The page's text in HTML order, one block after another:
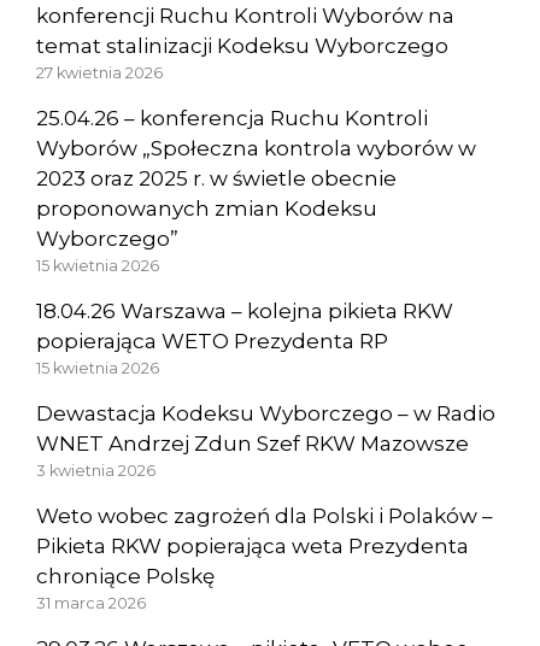
konferencji Ruchu Kontroli Wyborów na
temat stalinizacji Kodeksu Wyborczego
27 kwietnia 2026
25.04.26 – konferencja Ruchu Kontroli
Wyborów „Społeczna kontrola wyborów w
2023 oraz 2025 r. w świetle obecnie
proponowanych zmian Kodeksu
Wyborczego”
15 kwietnia 2026
18.04.26 Warszawa – kolejna pikieta RKW
popierająca WETO Prezydenta RP
15 kwietnia 2026
Dewastacja Kodeksu Wyborczego – w Radio
WNET Andrzej Zdun Szef RKW Mazowsze
3 kwietnia 2026
Weto wobec zagrożeń dla Polski i Polaków –
Pikieta RKW popierająca weta Prezydenta
chroniące Polskę
31 marca 2026